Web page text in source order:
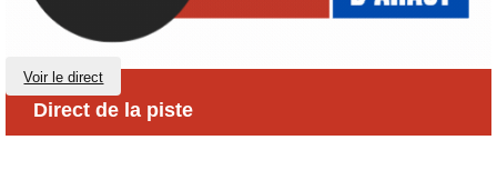
Voir le direct
Direct de la piste